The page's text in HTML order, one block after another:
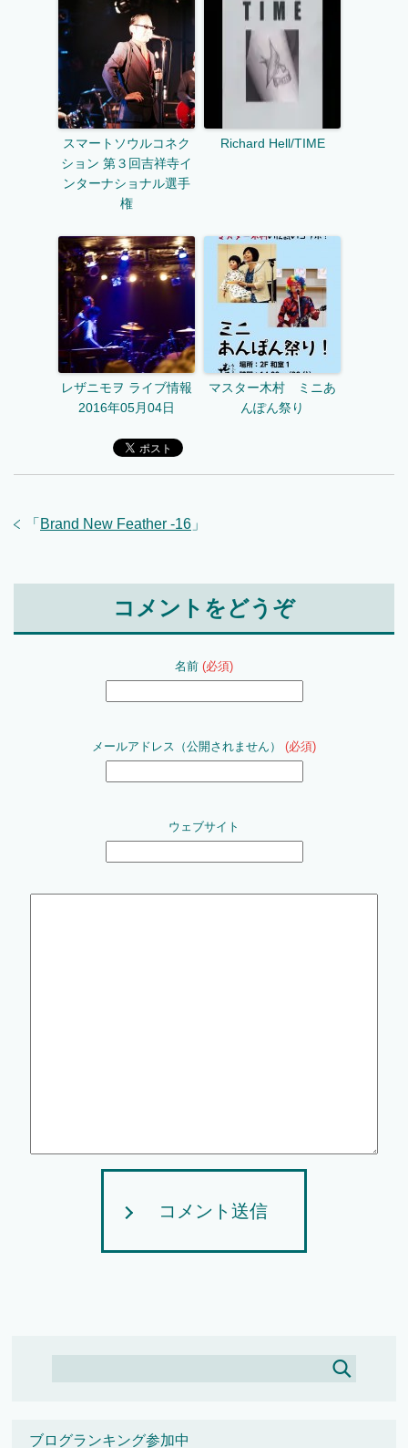
スマートソウルコネク
ション 第３回吉祥寺イ
ンターナショナル選手
権
Richard Hell/TIME
レザニモヲ ライブ情報
2016年05月04日
マスター木村 ミニあ
んぽん祭り
「 Brand New Feather -16 」
コメントをどうぞ
名前 (必須)
メールアドレス（公開されません） (必須)
ウェブサイト
コメント送信
ブログランキング参加中